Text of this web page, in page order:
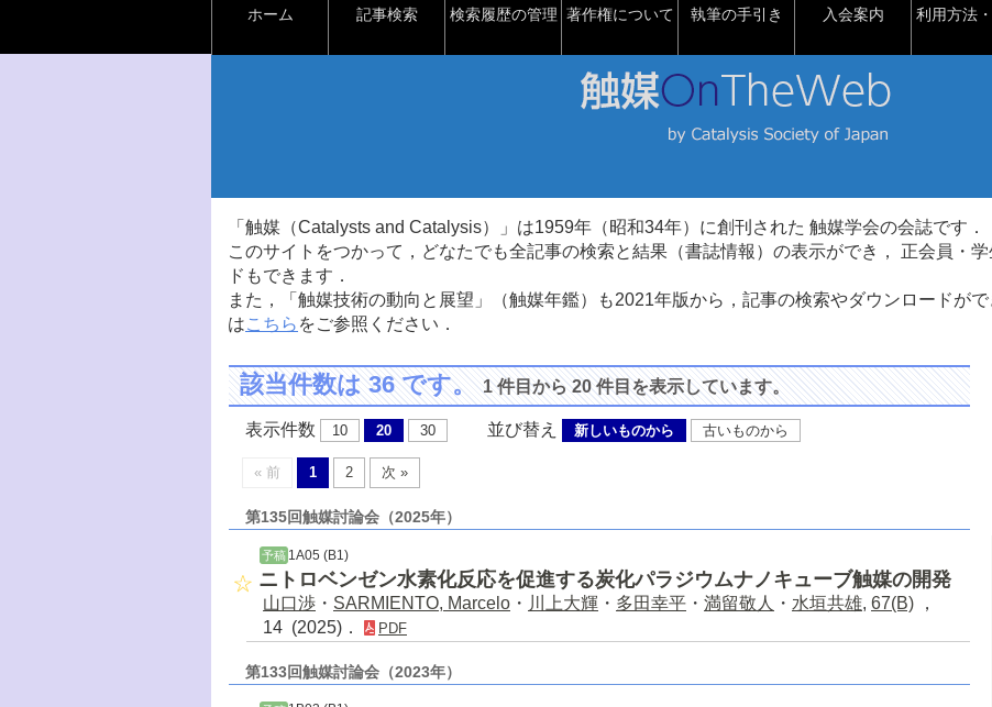
ホーム 記事検索 検索履歴の管理 著作権について 執筆の手引き 入会案内 利用方法
「触媒（Catalysts and Catalysis）」は1959年（昭和34年）に創刊された 触媒学会の会誌です．
このサイトをつかって，どなたでも全記事の検索と結果（書誌情報）の表示ができ， 正会員・
ドもできます．
また，「触媒技術の動向と展望」（触媒年鑑）も2021年版から，記事の検索やダウンロードが
はこちら をご参照ください．
該当件数は 36 です。1 件目から 20 件目を表示しています。
表示件数 10 20 30 並び替え 新しいものから 古いものから
« 前 1 2 次 »
第135回触媒討論会（2025年）
予稿 1A05 (B1)
ニトロベンゼン水素化反応を促進する炭化パラジウムナノキューブ触媒の開発
山口渉 ・ SARMIENTO, Marcelo ・ 川上大輝 ・ 多田幸平 ・ 満留敬人 ・ 水垣共雄, 67(B) ，
14 (2025)．
PDF
第133回触媒討論会（2023年）